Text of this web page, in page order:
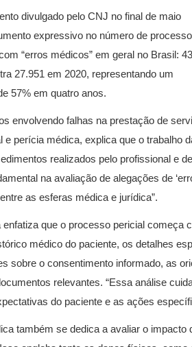
divulgado pelo CNJ no final de maio
expressivo no número de
“erros médicos” em geral no Brasil:
27.951 em 2020, representando um
57% em quatro anos.
envolvendo falhas na prestação de
e perícia médica, explica que o trabalho
realizados pelo profissional e
na avaliação de alegações de
as esferas médica e jurídica”.
enfatiza que o processo pericial começa
médico do paciente, os detalhes
sobre o consentimento informado, as
relevantes. “Essa análise
do paciente e as ações
também se dedica a avaliar o